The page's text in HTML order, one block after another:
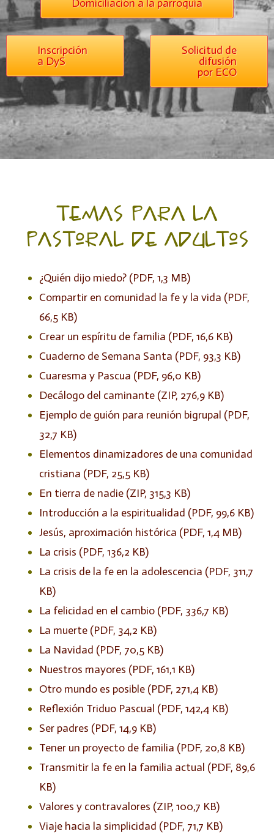
Domiciliación a la parroquia
Inscripción
a DyS
Solicitud de
difusión
por ECO
temas para la
pastoral de adultos
¿Quién dijo miedo? (PDF, 1,3 MB)
Compartir en comunidad la fe y la vida (PDF,
66,5 KB)
Crear un espíritu de familia (PDF, 16,6 KB)
Cuaderno de Semana Santa (PDF, 93,3 KB)
Cuaresma y Pascua (PDF, 96,0 KB)
Decálogo del caminante (ZIP, 276,9 KB)
Ejemplo de guión para reunión bigrupal (PDF,
32,7 KB)
Elementos dinamizadores de una comunidad
cristiana (PDF, 25,5 KB)
En tierra de nadie (ZIP, 315,3 KB)
Introducción a la espiritualidad (PDF, 99,6 KB)
Jesús, aproximación histórica (PDF, 1,4 MB)
La crisis (PDF, 136,2 KB)
La crisis de la fe en la adolescencia (PDF, 311,7
KB)
La felicidad en el cambio (PDF, 336,7 KB)
La muerte (PDF, 34,2 KB)
La Navidad (PDF, 70,5 KB)
Nuestros mayores (PDF, 161,1 KB)
Otro mundo es posible (PDF, 271,4 KB)
Reflexión Triduo Pascual (PDF, 142,4 KB)
Ser padres (PDF, 14,9 KB)
Tener un proyecto de familia (PDF, 20,8 KB)
Transmitir la fe en la familia actual (PDF, 89,6
KB)
Valores y contravalores (ZIP, 100,7 KB)
Viaje hacia la simplicidad (PDF, 71,7 KB)